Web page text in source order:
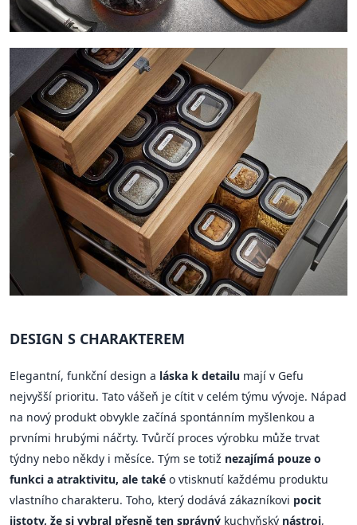
DESIGN S CHARAKTEREM
Elegantní, funkční design a láska k detailu mají v Gefu
nejvyšší prioritu. Tato vášeň je cítit v celém týmu vývoje. Nápad
na nový produkt obvykle začíná spontánním myšlenkou a
prvními hrubými náčrty. Tvůrčí proces výrobku může trvat
týdny nebo někdy i měsíce. Tým se totiž nezajímá pouze o
funkci a atraktivitu, ale také o vtisknutí každému produktu
vlastního charakteru. Toho, který dodává zákazníkovi pocit
jistoty, že si vybral přesně ten správný kuchyňský nástroj,